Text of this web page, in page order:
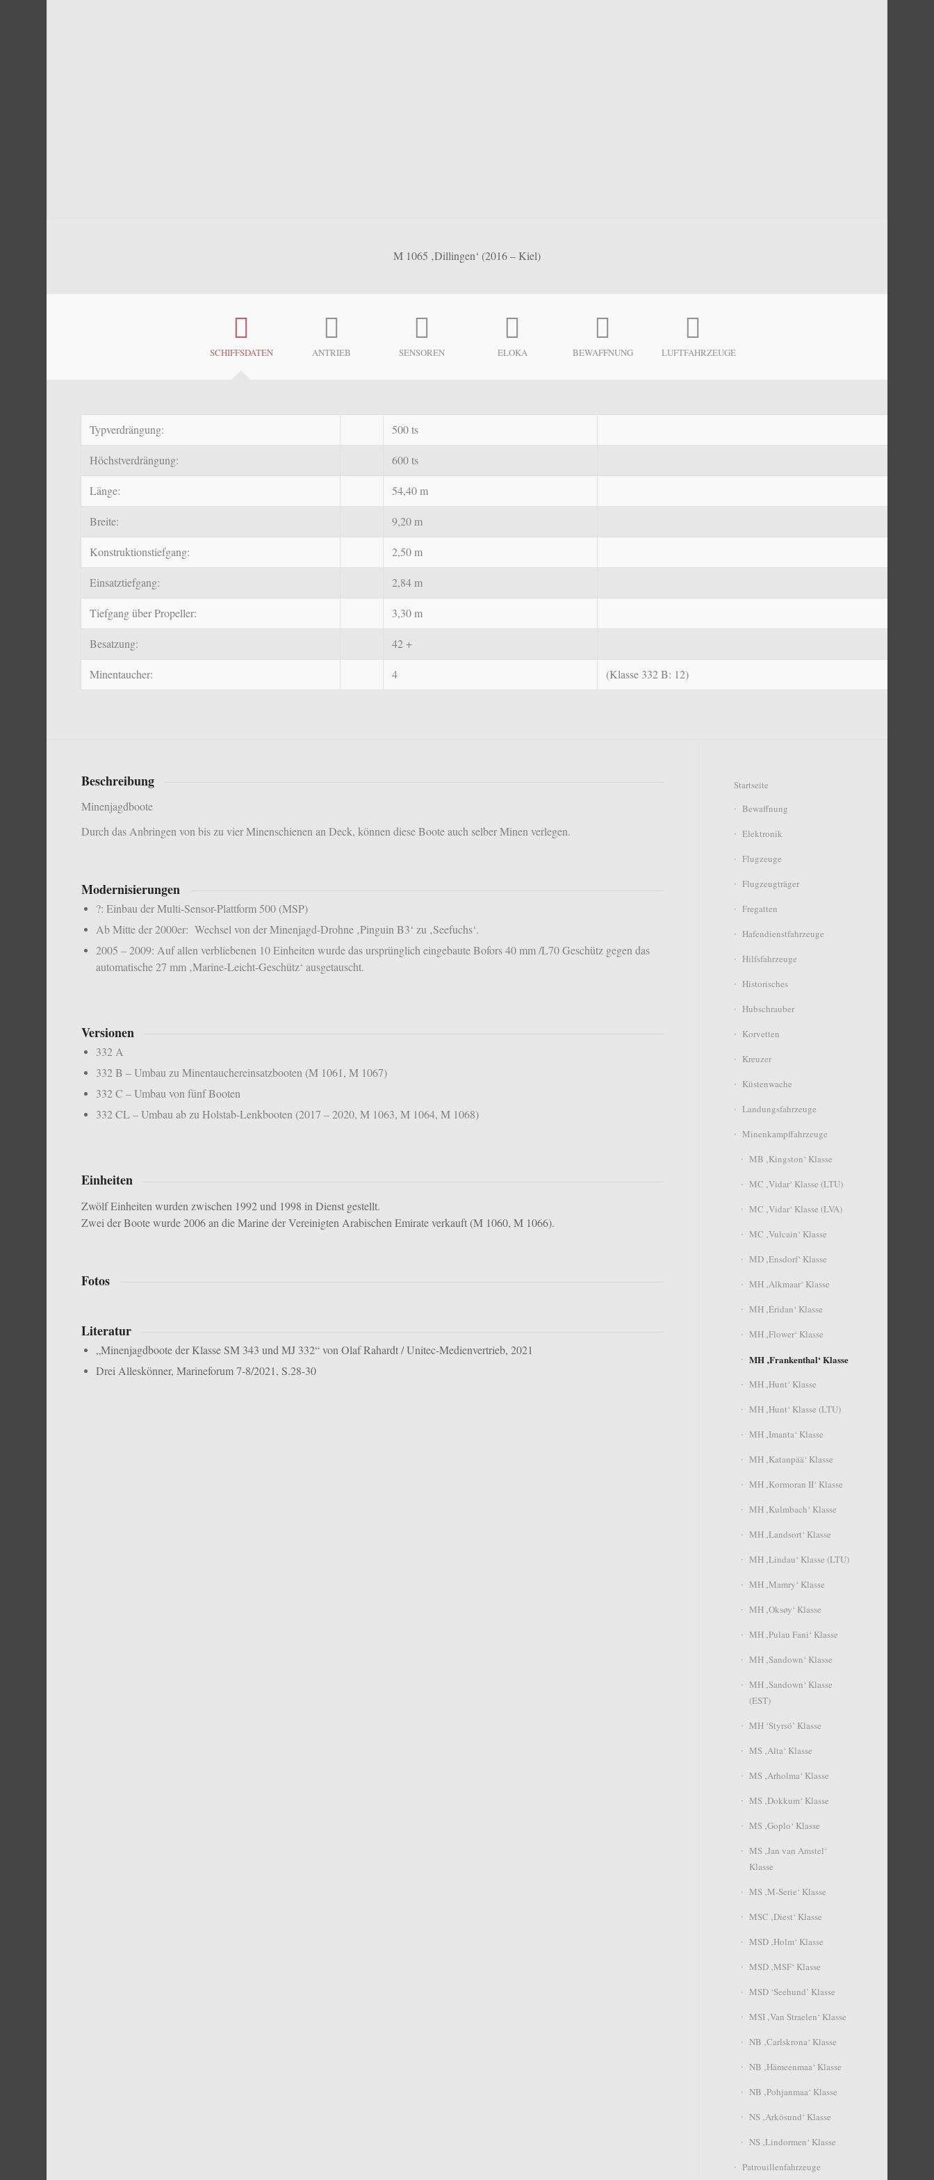
M 1065 ‚Dillingen‘ (2016 – Kiel)
SCHIFFSDATEN ANTRIEB SENSOREN ELOKA BEWAFFNUNG LUFTFAHRZEUGE
Typverdrängung: 500 ts
Höchstverdrängung: 600 ts
Länge: 54,40 m
Breite: 9,20 m
Konstruktionstiefgang: 2,50 m
Einsatztiefgang: 2,84 m
Tiefgang über Propeller: 3,30 m
Besatzung: 42 +
Minentaucher: 4 (Klasse 332 B: 12)
Beschreibung
Minenjagdboote
Durch das Anbringen von bis zu vier Minenschienen an Deck, können diese Boote auch selber Minen verlegen.
Modernisierungen
?: Einbau der Multi-Sensor-Plattform 500 (MSP)
Ab Mitte der 2000er: Wechsel von der Minenjagd-Drohne ‚Pinguin B3‘ zu ‚Seefuchs‘.
2005 – 2009: Auf allen verbliebenen 10 Einheiten wurde das ursprünglich eingebaute Bofors 40 mm /L70 Geschütz gegen das
automatische 27 mm ‚Marine-Leicht-Geschütz‘ ausgetauscht.
Versionen
332 A
332 B – Umbau zu Minentauchereinsatzbooten (M 1061, M 1067)
332 C – Umbau von fünf Booten
332 CL – Umbau ab zu Holstab-Lenkbooten (2017 – 2020, M 1063, M 1064, M 1068)
Einheiten
Zwölf Einheiten wurden zwischen 1992 und 1998 in Dienst gestellt.
Zwei der Boote wurde 2006 an die Marine der Vereinigten Arabischen Emirate verkauft (M 1060, M 1066).
Fotos
Literatur
„Minenjagdboote der Klasse SM 343 und MJ 332“ von Olaf Rahardt / Unitec-Medienvertrieb, 2021
Drei Alleskönner, Marineforum 7-8/2021, S.28-30
Startseite
Bewaffnung
Elektronik
Flugzeuge
Flugzeugträger
Fregatten
Hafendienstfahrzeuge
Hilfsfahrzeuge
Historisches
Hubschrauber
Korvetten
Kreuzer
Küstenwache
Landungsfahrzeuge
Minenkampffahrzeuge
MB ‚Kingston‘ Klasse
MC ‚Vidar‘ Klasse (LTU)
MC ‚Vidar‘ Klasse (LVA)
MC ‚Vulcain‘ Klasse
MD ‚Ensdorf‘ Klasse
MH ‚Alkmaar‘ Klasse
MH ‚Éridan‘ Klasse
MH ‚Flower‘ Klasse
MH ‚Frankenthal‘ Klasse
MH ‚Hunt‘ Klasse
MH ‚Hunt‘ Klasse (LTU)
MH ‚Imanta‘ Klasse
MH ‚Katanpää‘ Klasse
MH ‚Kormoran II‘ Klasse
MH ‚Kulmbach‘ Klasse
MH ‚Landsort‘ Klasse
MH ‚Lindau‘ Klasse (LTU)
MH ‚Mamry‘ Klasse
MH ‚Oksøy‘ Klasse
MH ‚Pulau Fani‘ Klasse
MH ‚Sandown‘ Klasse
MH ‚Sandown‘ Klasse
(EST)
MH ‘Styrsö’ Klasse
MS ‚Alta‘ Klasse
MS ‚Arholma‘ Klasse
MS ‚Dokkum‘ Klasse
MS ‚Goplo‘ Klasse
MS ‚Jan van Amstel‘
Klasse
MS ‚M-Serie‘ Klasse
MSC ‚Diest‘ Klasse
MSD ‚Holm‘ Klasse
MSD ‚MSF‘ Klasse
MSD ‘Seehund’ Klasse
MSI ‚Van Straelen‘ Klasse
NB ‚Carlskrona‘ Klasse
NB ‚Hämeenmaa‘ Klasse
NB ‚Pohjanmaa‘ Klasse
NS ‚Arkösund‘ Klasse
NS ‚Lindormen‘ Klasse
Patrouillenfahrzeuge